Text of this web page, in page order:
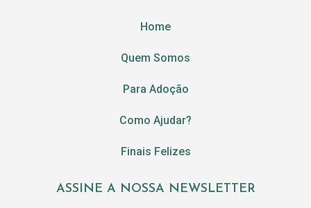
Home
Quem Somos
Para Adoção
Como Ajudar?
Finais Felizes
ASSINE A NOSSA NEWSLETTER